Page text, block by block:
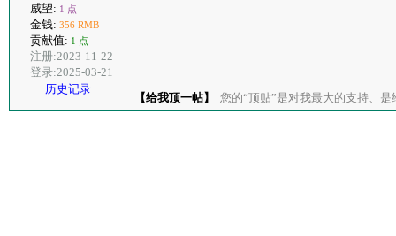
威望: 1 点
金钱: 356 RMB
贡献值: 1 点
注册:2023-11-22
登录:2025-03-21
历史记录
【给我顶一帖】 您的“顶贴”是对我最大的支持、